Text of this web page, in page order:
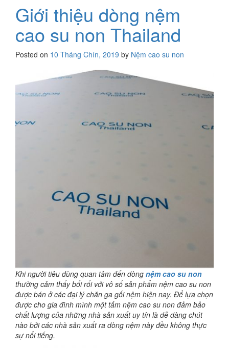
Giới thiệu dòng nệm
cao su non Thailand
Posted on 10 Tháng Chín, 2019 by Nệm cao su non
Khi người tiêu dùng quan tâm đến dòng nệm cao su non
thường cảm thấy bối rối với vô số sản phẩm nệm cao su non
được bán ở các đại lý chăn ga gối nệm hiện nay. Để lựa chọn
được cho gia đình mình một tấm nệm cao su non đảm bảo
chất lượng của những nhà sản xuất uy tín là dễ dàng chút
nào bởi các nhà sản xuất ra dòng nệm này đều không thực
sự nổi tiếng.